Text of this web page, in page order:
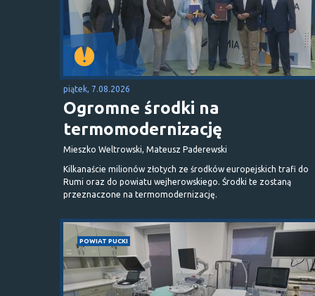
piątek, 7.08.2026
Ogromne środki na
termomodernizację
Mieszko Weltrowski, Mateusz Paderewski
Kilkanaście milionów złotych ze środków europejskich trafi do
Rumi oraz do powiatu wejherowskiego. Środki te zostaną
przeznaczone na termomodernizację.
POWIAT PUCKI